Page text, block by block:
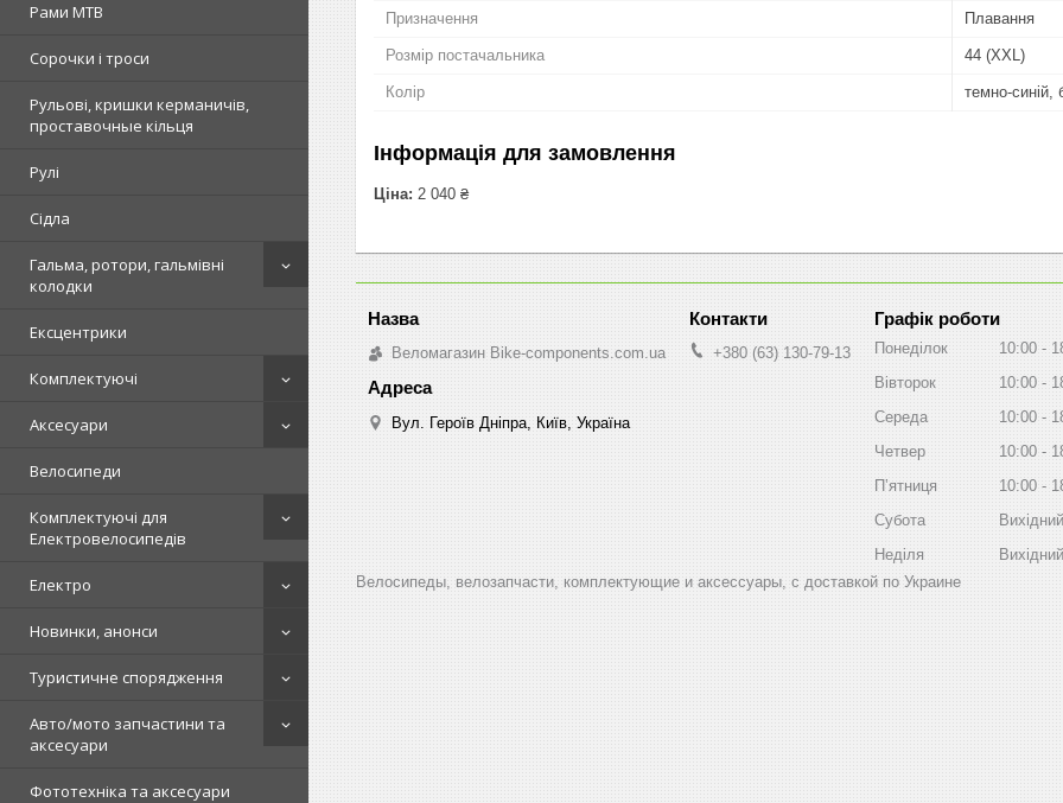
Рами MTB
Сорочки і троси
Рульові, кришки керманичів,
проставочные кільця
Рулі
Сідла
Гальма, ротори, гальмівні
колодки
Ексцентрики
Комплектуючі
Аксесуари
Велосипеди
Комплектуючі для
Електровелосипедів
Електро
Новинки, анонси
Туристичне спорядження
Авто/мото запчастини та
аксесуари
Фототехніка та аксесуари
Призначення Плавання
Розмір постачальника 44 (XXL)
Колір темно-синій,
Інформація для замовлення
Ціна: 2 040 ₴
Веломагазин Bike-components.com.ua
Вул. Героїв Дніпра, Київ, Україна
+380 (63) 130-79-13
Графік роботи
Понеділок 10:00
Вівторок
10:00
Середа
10:00
Четвер
10:00
Пʼятниця
10:00
Субота
Вихідний
Неділя
Вихідний
Велосипеды, велозапчасти, комплектующие и аксессуары, с доставкой по Украине